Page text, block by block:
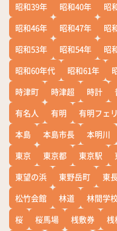
昭和39年
昭和40年 昭
昭和46年
昭和47年 昭
昭和53年
昭和54年 昭
昭和60年代
昭和61年
時津町
時津超 時計
有名人
有明 有明フェ
本島
本島市長 本明川
東京
東京都 東京駅
東望の浜
東野岳町 東
松竹会館
林道 林間学
桜
桜馬場 桟敷券 桟